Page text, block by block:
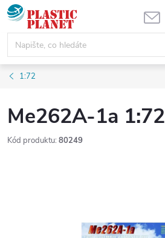
Přejít
na
obsah
1:72
Me262A-1a 1:72
Kód produktu: 80249